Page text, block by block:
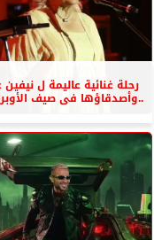
رحلة غنائية عاليمة ل نيفين
..وأصدقاؤها فى صيف الأوبرا